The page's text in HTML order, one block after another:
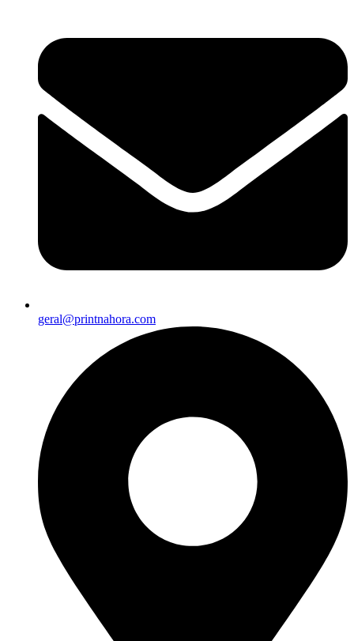
geral@printnahora.com